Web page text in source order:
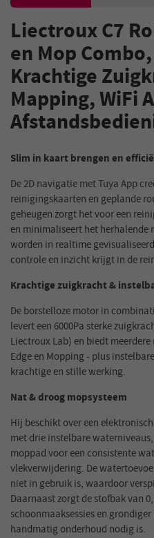
Liectroux C7
en Mop
Krachtige
Mapping, WiFi
Slim in kaart brengen en
De 2D navigatie met Tuya App
reinigingskaarten en geplande
geheugen zorgt het voor een
en minimaliseert het herhalende
worden in realtime
controle en inzicht krijgt in de
Krachtige zuigkracht &
De borstelloze motor in
levert een 6000Pa sterke
Liectroux Lab) en biedt
Edge en Mopping - plus
krachtige en stille werking.
Nat & droog mopsysteem
Hij beschikt over een
met drie instelbare
moppad voor een consistente
vlekverwijdering. De
niet in gebruik is, waardoor
Daarnaast zorgt de stofbak van
schoonmaaksessies en
handmatig onderhoud nodig is.